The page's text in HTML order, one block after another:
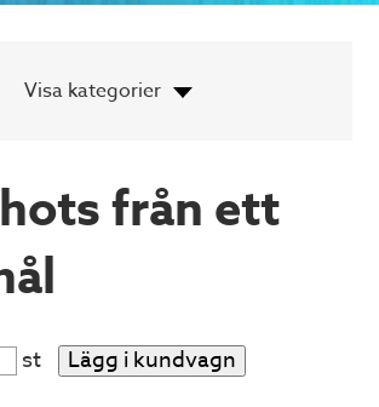
från ett
st Lägg i kundvagn